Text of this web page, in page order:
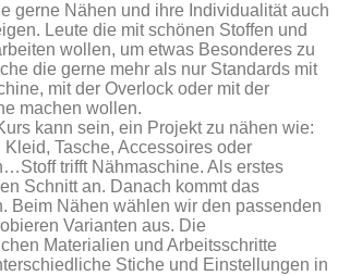
gerne Nähen und ihre Individualität auch
Leute die mit schönen Stoffen und
wollen, um etwas Besonderes zu
die gerne mehr als nur Standards mit
mit der Overlock oder mit der
machen wollen.
kann sein, ein Projekt zu nähen wie:
Kleid, Tasche, Accessoires oder
trifft Nähmaschine. Als erstes
Schnitt an. Danach kommt das
Beim Nähen wählen wir den passenden
Varianten aus. Die
Materialien und Arbeitsschritte
Stiche und Einstellungen in